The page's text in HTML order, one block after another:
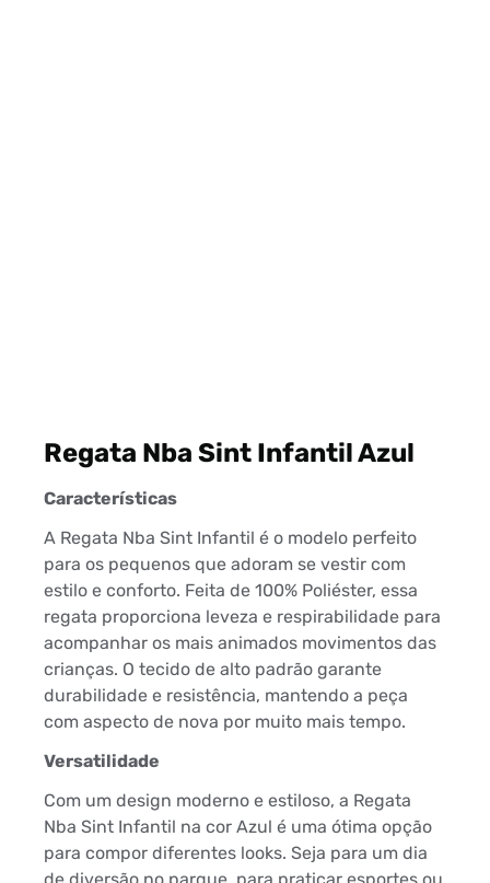
Regata Nba Sint Infantil Azul
Características
A Regata Nba Sint Infantil é o modelo perfeito
para os pequenos que adoram se vestir com
estilo e conforto. Feita de 100% Poliéster, essa
regata proporciona leveza e respirabilidade para
acompanhar os mais animados movimentos das
crianças. O tecido de alto padrão garante
durabilidade e resistência, mantendo a peça
com aspecto de nova por muito mais tempo.
Versatilidade
Com um design moderno e estiloso, a Regata
Nba Sint Infantil na cor Azul é uma ótima opção
para compor diferentes looks. Seja para um dia